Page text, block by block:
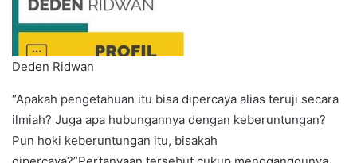
Deden Ridwan
“Apakah pengetahuan itu bisa dipercaya alias teruji secara
ilmiah? Juga apa hubungannya dengan keberuntungan?
Pun hoki keberuntungan itu, bisakah